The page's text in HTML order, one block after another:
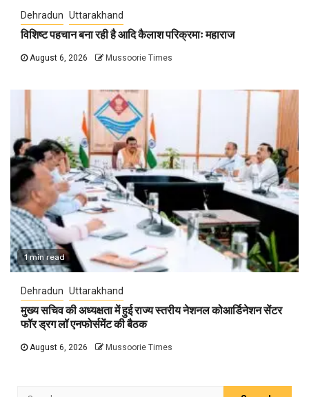
Dehradun Uttarakhand
विशिष्ट पहचान बना रही है आदि कैलाश परिक्रमाः महाराज
August 6, 2026 Mussoorie Times
1 min read
Dehradun Uttarakhand
मुख्य सचिव की अध्यक्षता में हुई राज्य स्तरीय नेशनल कोआर्डिनेशन सेंटर
फॉर ड्रग लॉ एनफोर्समेंट की बैठक
August 6, 2026 Mussoorie Times
Search